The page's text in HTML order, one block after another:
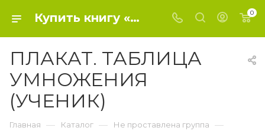
Купить книгу «ПЛАКАТ. ТАБЛИЦА УМНОЖЕНИЯ (УЧЕНИК)» 2016, - Не проставлена группа 0
ПЛАКАТ. ТАБЛИЦА
УМНОЖЕНИЯ
(УЧЕНИК)
Главная — Каталог — Не проставлена группа —